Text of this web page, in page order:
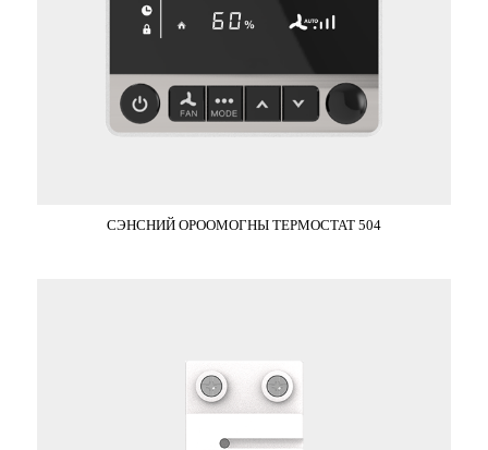
СЭНСНИЙ ОРООМОГНЫ ТЕРМОСТАТ 504